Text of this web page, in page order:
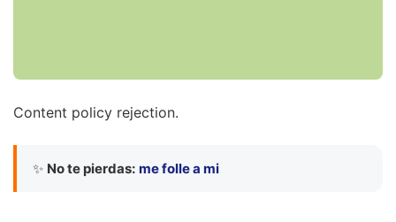
Content policy rejection.
✨ No te pierdas: me folle a mi